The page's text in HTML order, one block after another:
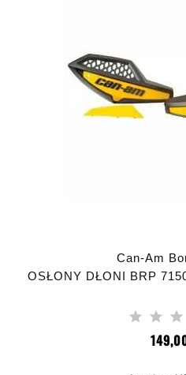
Can-Am
OSŁONY DŁONI BRP